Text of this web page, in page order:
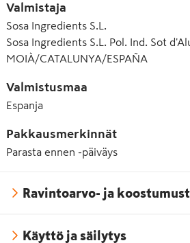
Valmistaja
Sosa Ingredients S.L.
Sosa Ingredients S.L. Pol. Ind. Sot
MOIÀ/CATALUNYA/ESPAÑA
Valmistusmaa
Espanja
Pakkausmerkinnät
Parasta ennen -päiväys
Ravintoarvo- ja
Käyttö ja säilytys